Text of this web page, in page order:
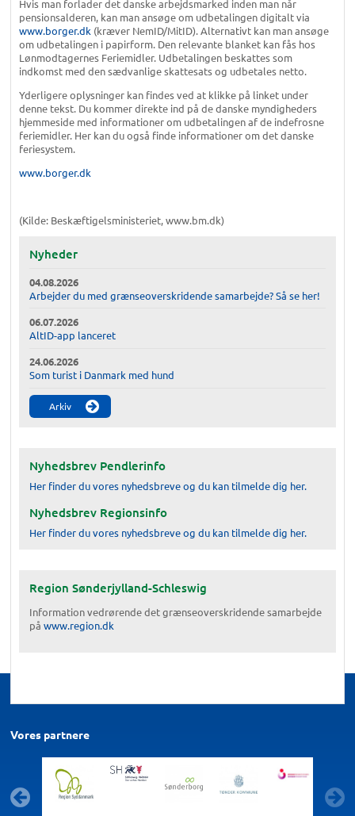
Hvis man forlader det danske arbejdsmarked inden man når
pensionsalderen, kan man ansøge om udbetalingen digitalt via
www.borger.dk(kræver NemID/MitID). Alternativt kan man ansøge
om udbetalingen i papirform. Den relevante blanket kan fås hos
Lønmodtagernes Feriemidler. Udbetalingen beskattes som
indkomst med den sædvanlige skattesats og udbetales netto.
Yderligere oplysninger kan findes ved at klikke på linket under
denne tekst. Du kommer direkte ind på de danske myndigheders
hjemmeside med informationer om udbetalingen af de indefrosne
feriemidler. Her kan du også finde informationer om det danske
feriesystem.
www.borger.dk
(Kilde: Beskæftigelsministeriet, www.bm.dk)
Nyheder
04.08.2026
Arbejder du med grænseoverskridende samarbejde? Så se her!
06.07.2026
AltID-app lanceret
24.06.2026
Som turist i Danmark med hund
Arkiv
Nyhedsbrev Pendlerinfo
Her finder du vores nyhedsbreve og du kan tilmelde dig her.
Nyhedsbrev Regionsinfo
Her finder du vores nyhedsbreve og du kan tilmelde dig her.
Region Sønderjylland-Schleswig
Information vedrørende det grænseoverskridende samarbejde
på www.region.dk
Vores partnere